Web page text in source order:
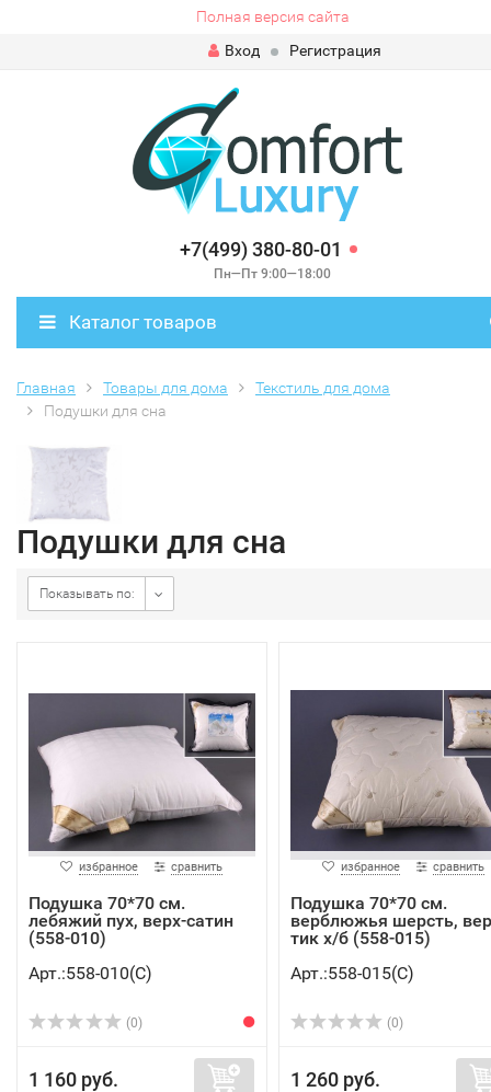
Полная версия сайта
Вход
Регистрация
+7(499) 380-80-01
Пн—Пт 9:00—18:00
Каталог товаров
Главная Товары для дома
Текстиль для дома
Подушки для сна
Подушки для сна
Показывать по:
избранное сравнить
Подушка 70*70 см.
лебяжий пух, верх-сатин
(558-010)
Арт.:558-010(C)
(0)
1 160 руб.
избранное сравнить
Подушка 70*70 см.
верблюжья шерсть,
тик х/б (558-015)
Арт.:558-015(C)
(0)
1 260 руб.